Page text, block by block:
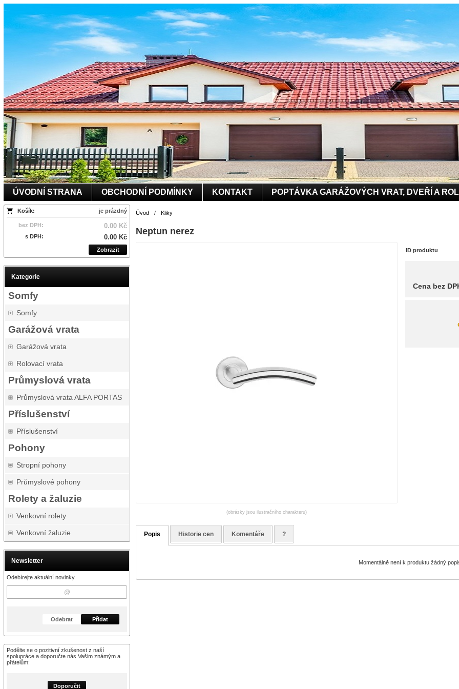
ÚVODNÍ STRANA OBCHODNÍ PODMÍNKY KONTAKT POPTÁVKA GARÁŽOVÝCH VRAT, DVEŘÍ A
Košík: je prázdný
bez DPH: 0.00 Kč
s DPH: 0.00 Kč
Zobrazit
Kategorie
Somfy
Somfy
Garážová vrata
Garážová vrata
Rolovací vrata
Průmyslová vrata
Průmyslová vrata ALFA PORTAS
Příslušenství
Příslušenství
Pohony
Stropní pohony
Průmyslové pohony
Rolety a žaluzie
Venkovní rolety
Venkovní žaluzie
Newsletter
Odebírejte aktuální novinky
Odebrat Přidat
Podělte se o pozitivní zkušenost z naší
spolupráce a doporučte nás Vašim známým a
přátelům:
Doporučit
Úvod / Kliky
Neptun nerez
(obrázky jsou ilustračního charakteru)
ID produktu
Cena bez
Popis Historie cen Komentáře ?
Momentálně není k produktu žádný